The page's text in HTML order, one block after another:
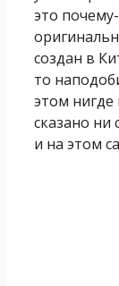
это
создан в
то
этом нигде
сказано ни
и на этом